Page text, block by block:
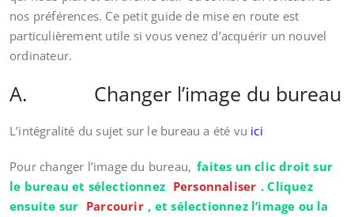
nos préférences. Ce petit guide de mise en route est
particulièrement utile si vous venez d’acquérir un nouvel
ordinateur.
A. Changer l’image du bureau
L’intégralité du sujet sur le bureau a été vu ici
Pour changer l’image du bureau, faites un clic droit sur
le bureau et sélectionnez Personnaliser . Cliquez
ensuite sur Parcourir , et sélectionnez l’image ou la